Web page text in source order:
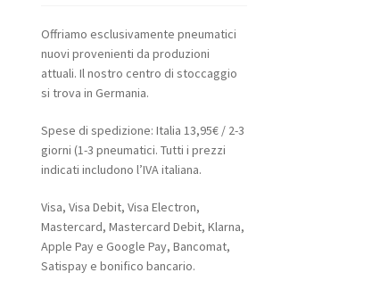
Offriamo esclusivamente pneumatici
nuovi provenienti da produzioni
attuali. Il nostro centro di stoccaggio
si trova in Germania.
Spese di spedizione: Italia 13,95€ / 2-3
giorni (1-3 pneumatici. Tutti i prezzi
indicati includono l’IVA italiana.
Visa, Visa Debit, Visa Electron,
Mastercard, Mastercard Debit, Klarna,
Apple Pay e Google Pay, Bancomat,
Satispay e bonifico bancario.